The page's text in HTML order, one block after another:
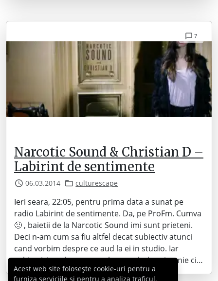
7
Narcotic Sound & Christian D –
Labirint de sentimente
06.03.2014 culturescape
Ieri seara, 22:05, pentru prima data a sunat pe
radio Labirint de sentimente. Da, pe ProFm. Cumva
🙂 , baietii de la Narcotic Sound imi sunt prieteni.
Deci n-am cum sa fiu altfel decat subiectiv atunci
cand vorbim despre ce aud la ei in studio. Iar
subiectivismul asta nu se leaga orb de prietenie ci…
Acest web site folosește cookie-uri pentru a
furniza serviciile și pentru a analiza traficul,